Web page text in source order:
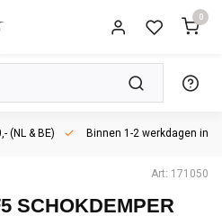
0
(NL & BE) Binnen 1-2 werkdagen in
Art: 171050
SCHOKDEMPER